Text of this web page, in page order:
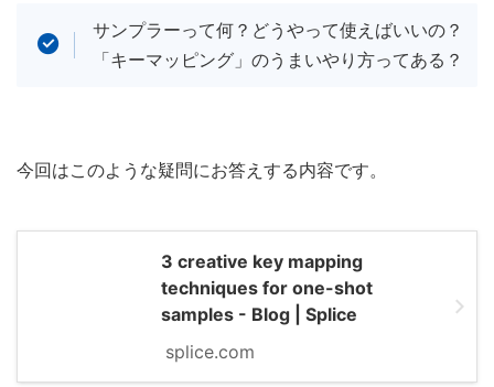
サンプラーって何？どうやって使えばいいの？
「キーマッピング」のうまいやり方ってある？
今回はこのような疑問にお答えする内容です。
3 creative key mapping
techniques for one-shot
samples - Blog | Splice
splice.com